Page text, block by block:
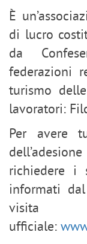
È
di lucro
da
federazioni
turismo
lavoratori:
Per avere
richiedere i
informati
ufficiale: